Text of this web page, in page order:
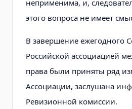
неприменима, и,
этого вопроса не имеет
В завершение ежегодного
Российской ассоциацией
права были приняты ряд
Ассоциации, заслушана
Ревизионной комиссии.